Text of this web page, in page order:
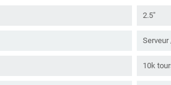
2.5"
10k